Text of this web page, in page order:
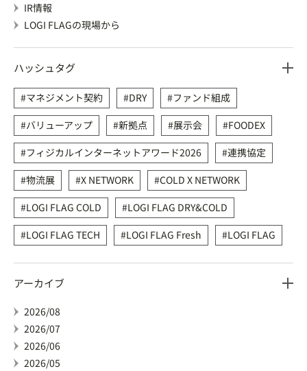
IR情報
LOGI FLAGの現場から
ハッシュタグ
マネジメント契約 DRY
ファンド組成
バリューアップ
新拠点 展示会
FOODEX
フィジカルインターネットアワード2026
連携協定
物流展
X NETWORK
COLD X NETWORK
LOGI FLAG COLD
LOGI FLAG DRY&COLD
LOGI FLAG TECH
LOGI FLAG Fresh LOGI FLAG
アーカイブ
2026/08
2026/07
2026/06
2026/05